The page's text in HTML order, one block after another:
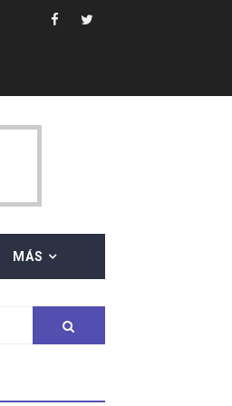
5ª en 10km
8 medallas, seis para
MÁS